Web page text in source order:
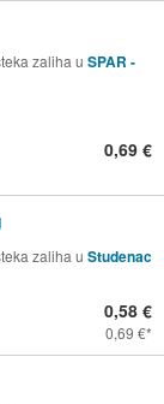
zaliha u SPAR -
0,69 €
zaliha u Studenac
0,58 €
0,69 €